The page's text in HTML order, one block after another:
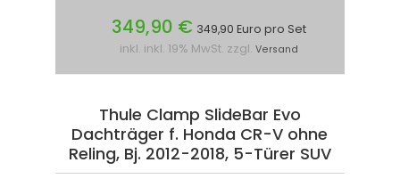
349,90 € 349,90 Euro pro Set
inkl. inkl. 19% MwSt. zzgl. Versand
Thule Clamp SlideBar Evo
Dachträger f. Honda CR-V ohne
Reling, Bj. 2012-2018, 5-Türer SUV